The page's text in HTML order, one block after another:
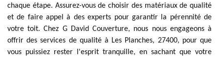
chaque étape. Assurez-vous de choisir des matériaux de qualité
et de faire appel à des experts pour garantir la pérennité de
votre toit. Chez G David Couverture, nous nous engageons à
offrir des services de qualité à Les Planches, 27400, pour que
vous puissiez rester l'esprit tranquille, en sachant que votre